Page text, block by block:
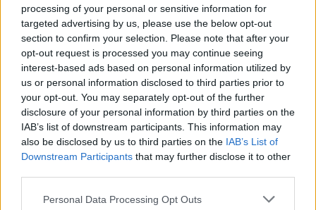
processing of your personal or sensitive information for
targeted advertising by us, please use the below opt-out
section to confirm your selection. Please note that after your
opt-out request is processed you may continue seeing
interest-based ads based on personal information utilized by
us or personal information disclosed to third parties prior to
your opt-out. You may separately opt-out of the further
disclosure of your personal information by third parties on the
IAB’s list of downstream participants. This information may
also be disclosed by us to third parties on the IAB’s List of
Downstream Participants that may further disclose it to other
Personal Data Processing Opt Outs
2026. augusztus 08., szombat